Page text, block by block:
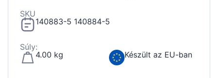
SKU
140883-5 140884-5
Súly:
4.00 kg
Készült az EU-ban